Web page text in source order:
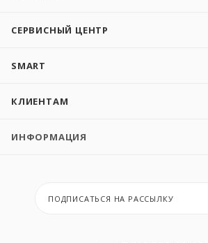
СЕРВИСНЫЙ ЦЕНТР
SMART
КЛИЕНТАМ
ИНФОРМАЦИЯ
ПОДПИСАТЬСЯ НА РАССЫЛКУ